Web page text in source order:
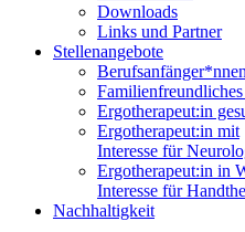
Downloads
Links und Partner
Stellenangebote
Ergotherapeut:in
Ergotherapeut:in mit
Interesse für
Ergotherapeut:in in
Interesse für
Nachhaltigkeit